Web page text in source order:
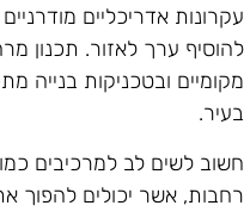
אדריכליים מודרניים
ערך לאזור. תכנון
ובטכניקות בנייה
לשים לב למרכיבים כמו
אשר יכולים להפוך